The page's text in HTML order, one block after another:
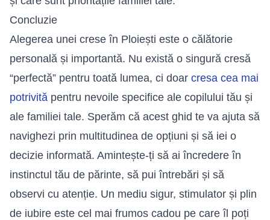
Concluzie
Alegerea unei crese în Ploiești este o călătorie
personală și importantă. Nu există o singură cresă
“perfectă” pentru toată lumea, ci doar cresa cea mai
potrivită pentru nevoile specifice ale copilului tău și
ale familiei tale. Sperăm că acest ghid te va ajuta să
navighezi prin multitudinea de opțiuni și să iei o
decizie informată. Amintește-ți să ai încredere în
instinctul tău de părinte, să pui întrebări și să
observi cu atenție. Un mediu sigur, stimulator și plin
de iubire este cel mai frumos cadou pe care îl poți